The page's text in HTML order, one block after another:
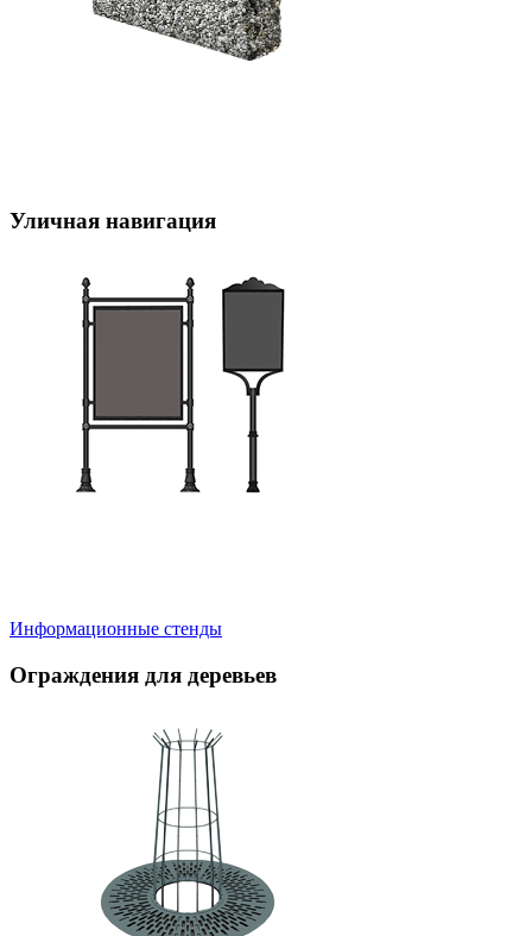
Уличная навигация
Информационные стенды
Ограждения для деревьев